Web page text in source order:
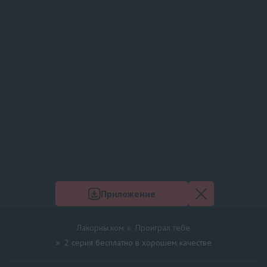
Лакорны.ком
Проиграл тебе
2 серия бесплатно в хорошем качестве
Приложение